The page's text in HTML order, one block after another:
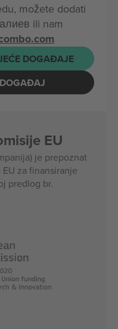
možete dodati
ili nam
DOGAĐAJE
EU
je prepoznat
za finansiranje
predlog br.